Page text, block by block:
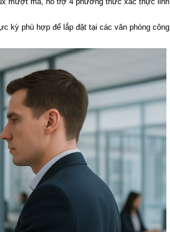
kỳ phù hợp để lắp đặt tại các văn phòng công